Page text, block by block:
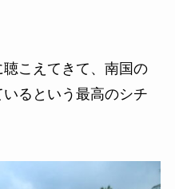
こえてきて、南国の
るという最高のシチ